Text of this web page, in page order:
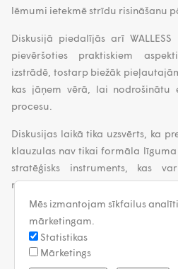
lēmumi ietekmē strīdu risināšanu
Diskusijā piedalījās arī
pievēršoties praktiskiem
izstrādē, tostarp biežāk
kas jāņem vērā, lai nodrošinātu
procesu.
Diskusijas laikā tika uzsvērts, ka
klauzulas nav tikai formāla līguma
stratēģisks instruments, kas
risināšanas procesa efektivitāti,
Mēs izmantojam sīkfailus
mārketingam.
Statistikas
Mārketings